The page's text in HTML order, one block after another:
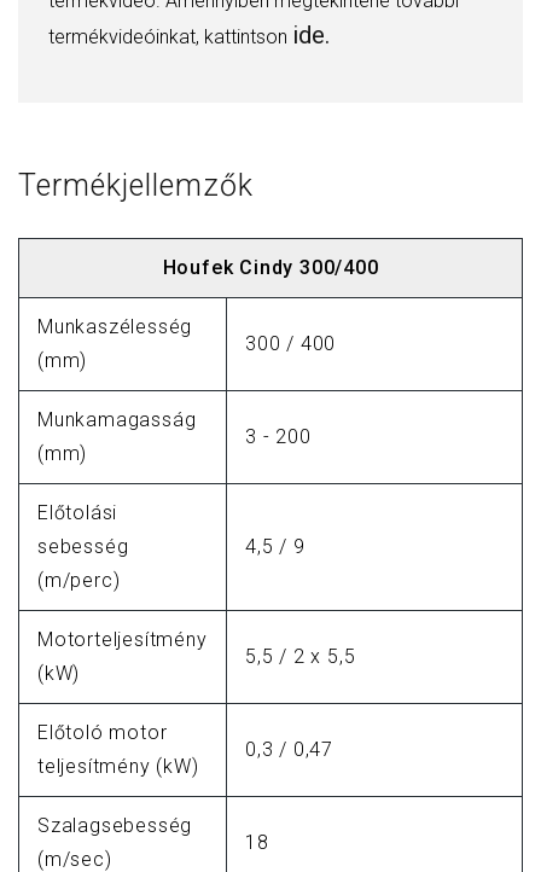
termékvideóinkat, kattintson ide.
Termékjellemzők
Houfek Cindy 300/400
Munkaszélesség
(mm)
300 / 400
Munkamagasság
(mm)
3 - 200
Előtolási
sebesség
(m/perc)
4,5 / 9
Motorteljesítmény
(kW)
5,5 / 2 x 5,5
Előtoló motor
teljesítmény (kW)
0,3 / 0,47
Szalagsebesség
(m/sec)
18